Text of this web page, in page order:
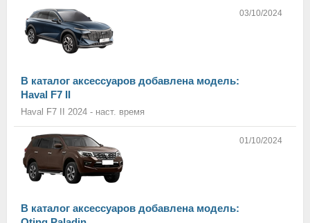
03/10/2024
В каталог аксессуаров добавлена модель:
Haval F7 II
Haval F7 II 2024 - наст. время
01/10/2024
В каталог аксессуаров добавлена модель: